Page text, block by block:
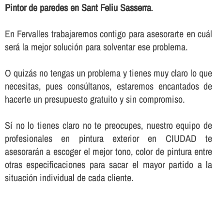
Pintor de paredes en Sant Feliu Sasserra.
En Fervalles trabajaremos contigo para asesorarte en cuál
será la mejor solución para solventar ese problema.
O quizás no tengas un problema y tienes muy claro lo que
necesitas, pues consúltanos, estaremos encantados de
hacerte un presupuesto gratuito y sin compromiso.
Sí­ no lo tienes claro no te preocupes, nuestro equipo de
profesionales en pintura exterior en CIUDAD te
asesorarán a escoger el mejor tono, color de pintura entre
otras especificaciones para sacar el mayor partido a la
situación individual de cada cliente.